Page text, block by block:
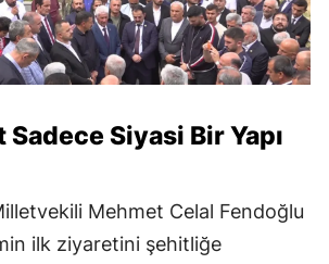
Sadece Siyasi Bir Yapı
Mehmet Celal Fendoğlu
ilk ziyaretini şehitliğe